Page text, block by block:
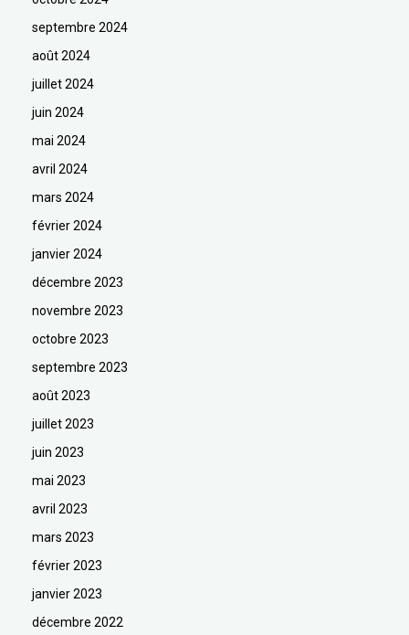
septembre 2024
août 2024
juillet 2024
juin 2024
mai 2024
avril 2024
mars 2024
février 2024
janvier 2024
décembre 2023
novembre 2023
octobre 2023
septembre 2023
août 2023
juillet 2023
juin 2023
mai 2023
avril 2023
mars 2023
février 2023
janvier 2023
décembre 2022